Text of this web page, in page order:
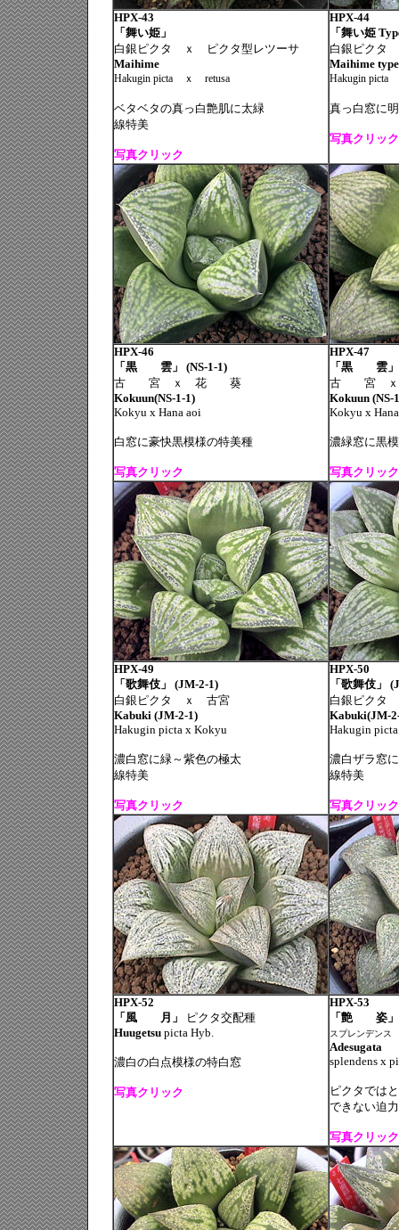
HPX-43
「舞い姫」
白銀ピクタ ｘ ピクタ型レツーサ
Maihime
Hakugin pictaｘ retusa
ベタベタの真っ白艶肌に太緑
線特美
写真クリック
HPX-44
「舞い姫
白銀ピクタ
Maihime
Hakugin
真っ白窓に
写真クリック
HPX-46
「黒 雲」 (NS-1-1)
古 宮 ｘ 花 葵
Kokuun(NS-1-1)
Kokyu x Hana aoi
白窓に豪快黒模様の特美種
写真クリック
HPX-47
「黒 雲」
古 宮
Kokuun (NS-
Kokyu x
濃緑窓に黒
写真クリック
HPX-49
「歌舞伎」 (JM-2-1)
白銀ピクタ ｘ 古宮
Kabuki (JM-2-1)
Hakugin picta x Kokyu
濃白窓に緑～紫色の極太
線特美
写真クリック
HPX-50
「歌舞伎」
白銀ピク
Kabuki(JM-
Hakugin
濃白ザラ窓
線特美
写真クリック
HPX-52
「風 月」
ピクタ交配種
Huugetsu picta Hyb.
濃白の白点模様の特白窓
写真クリック
HPX-53
「艶 姿
スプレンデン
Adesugata
splendens x
ピクタでは
できない迫
写真クリック